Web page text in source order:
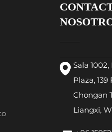
Sala
Plaza,
Chongan
Liangxi,